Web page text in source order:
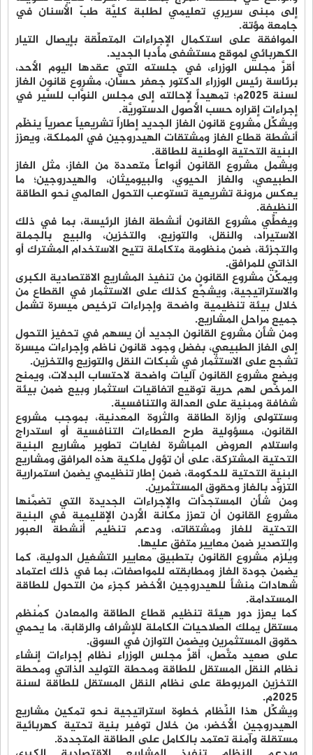
إلى مبنى سريري تعليمي لطلبة كليَّة طبّ الأسنان في
جامعة مؤتة.
الموافقة على استكمال الإجراءات المتعلِّقة بإيصال التيار
الكهربائي لموقع مستشفى مأدبا الجديد.
أقرَّ مجلس الوزراء، في جلسته التي عقدها اليوم الأحد،
برئاسة رئيس الوزراء الدكتور جعفر حسَّان، مشروع قانون الغاز
لسنة 2025م؛ تمهيداً لإحالته إلى مجلس النوَّاب للسَّير في
إجراءات إقراره حسب الأصول الدستوريَّة.
ويشكِّل مشروع قانون الغاز الجديد إطاراً تشريعياً عصرياً ينظّم
أنشطة قطاع الغاز ومشتقات الهيدروجين في المملكة، ويعزز
البنية التحتية الوطنية للطاقة.
ويشمل مشروع القانون أنواعاً متعددة من الغاز، مثل الغاز
الطبيعي، والغاز الحيوي، والبيوميثان، والهيدروجين؛ ما
يعكس مرونة تشريعية تستوعب التحول العالمي نحو الطاقة
النظيفة.
ويغطِّي مشروع القانون أنشطة الغاز الرئيسة، بما في ذلك
الاستيراد، والنقل، والتوزيع، والتخزين، والبيع بالجملة
والتجزئة، ضمن منظومة متكاملة تتيح الاستخدام المشترك أو
الذاتي للمرافق.
ويمكِّن مشروع القانون من تنفيذ المشاريع الاقتصادية الكبرى
والاستراتيجية، ويشجِّع كذلك على الاستثمار في القطاع من
خلال بيئة تنظيمية واضحة وإجراءات ترخيص ميسرة تشمل
جميع مراحل المشاريع.
ومن شأن مشروع القانون الجديد أن يسهم في تحفيز التحول
إلى الغاز الطبيعي، بفضل وجود قانون ناظم وإجراءات ميسرة
تشجع على الاستثمار في شبكات النقل والتوزيع والتخزين.
ويضع مشروع القانون آليات واضحة لاحتساب البدلات، ويمنح
المرخَّص لهم حرية توقيع اتفاقيات استثمار وبيع ضمن بيئة
شفافة ومبنية على العدالة والتنافسية.
وستتولى وزارة الطاقة والثروة المعدنية، بموجب مشروع
القانون، مسؤولية طرح العطاءات التنافسية أو استدراج
واستلام العروض المباشرة لغايات تطوير مشاريع البنية
التحتية المشتركة، على أن تؤول ملكية هذه المرافق ومشاريع
البنية التحتية للحكومة، ضمن إطار تنظيمي يضمن استمرارية
التزوُّد بالغاز وحقوق المستثمرين.
ومن شأن المستجدَّات والإجراءات الجديدة التي تضمَّنها
مشروع القانون أن تعزز مكانة الأردن الإقليمية في البنية
التحتية للغاز ومشتقاته، ودعم تنظيم أنشطة العبور
والتصدير ضمن معايير متفق عليها.
ويُلزم مشروع القانون بتطبيق معايير التشغيل الدولية، كما
يضمن جودة الغاز ومطابقته للمواصفات، بما في ذلك اعتماد
شهادات منشأ للهيدروجين الأخضر كجزء من التحول للطاقة
المستدامة.
كما يعزز دور هيئة تنظيم قطاع الطاقة والمعادن كمُنظم
مستقل يملك الصلاحيات الكاملة للإشراف والرقابة، ما يحمي
حقوق المستثمرين ويضمن التوازن في السوق.
على صعيد متَّصل، أقرَّ مجلس الوزراء نظام إجراءات إنشاء
نظام النقل المستقل للطاقة ومحطة التوليد الذاتي ومحطة
التخزين المربوطة على نظام النقل المستقل للطاقة لسنة
2025م.
ويشكِّل هذا النِّظام خطوة استراتيجية نحو تمكين مشاريع
الهيدروجين الأخضر، من خلال توفير بنية تحتية كهربائية
مستقلة وآمنة تعتمد بالكامل على الطاقة المتجددة.